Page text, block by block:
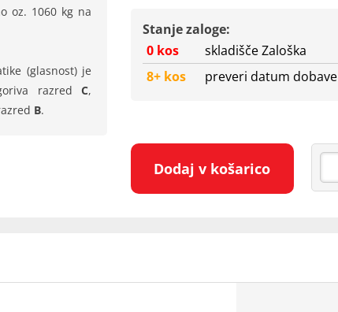
oz. 1060 kg na
(glasnost) je
razredC,
B.
Stanje zaloge:
0 kos
skladišče Zaloška
8+ kos
preveri datum dobave
Dodaj v košarico